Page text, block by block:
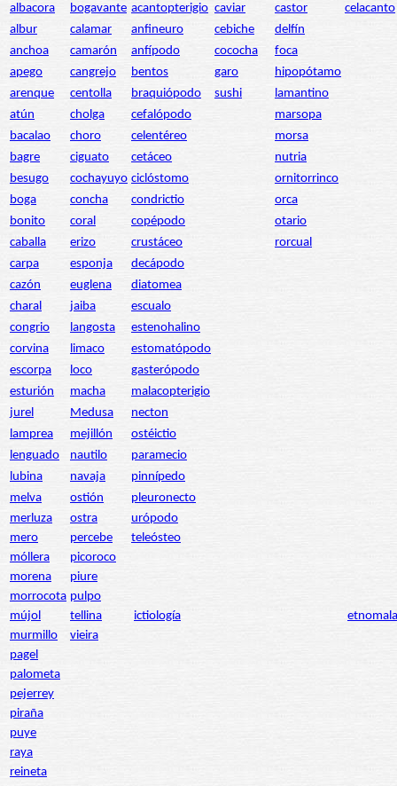
albacora
bogavante acantopterigio caviar castor
celacanto
albur
calamar anfineuro cebiche
delfín
anchoa
camarón anfípodo cococha
foca
apego
cangrejo bentos garo
hipopótamo
arenque
centolla braquiópodo sushi
lamantino
atún
cholga cefalópodo
marsopa
bacalao
choro celentéreo
morsa
bagre
ciguato cetáceo
nutria
besugo
cochayuyo ciclóstomo
ornitorrinco
boga
concha condrictio
orca
bonito
coral copépodo
otario
caballa
erizo crustáceo
rorcual
carpa
esponja
decápodo
cazón
euglena
diatomea
charal
jaiba
escualo
congrio
langosta
estenohalino
corvina
limaco
estomatópodo
escorpa
loco
gasterópodo
esturión
macha
malacopterigio
jurel
Medusa
necton
lamprea
mejillón
ostéictio
lenguado
nautilo
paramecio
lubina
navaja
pinnípedo
melva
ostión
pleuronecto
merluza
ostra
urópodo
mero
percebe
teleósteo
móllera
picoroco
morena
piure
morrocota pulpo
mújol
tellina ictiología
murmillo
vieira
pagel
palometa
pejerrey
piraña
puye
raya
reineta